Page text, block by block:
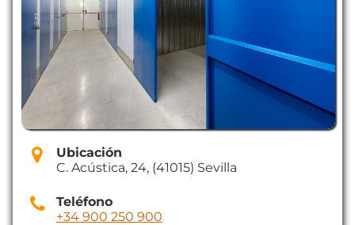
Ubicación
C. Acústica, 24, (41015) Sevilla
Teléfono
+34 900 250 900